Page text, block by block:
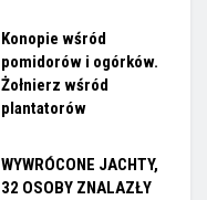
Konopie wśród
pomidorów i ogórków.
Żołnierz wśród
plantatorów
WYWRÓCONE JACHTY,
32 OSOBY ZNALAZŁY